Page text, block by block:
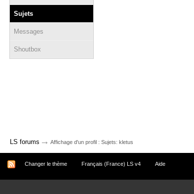
Sujets
Messages
Shoutbox
LS forums → Affichage d'un profil : Sujets: kletus
Changer le thème Français (France) LS v4 Aide